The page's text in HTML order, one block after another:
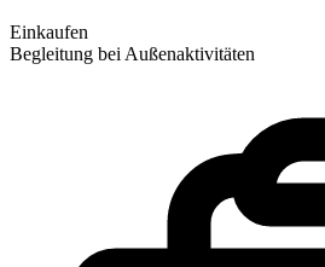
Einkaufen
Begleitung bei Außenaktivitäten